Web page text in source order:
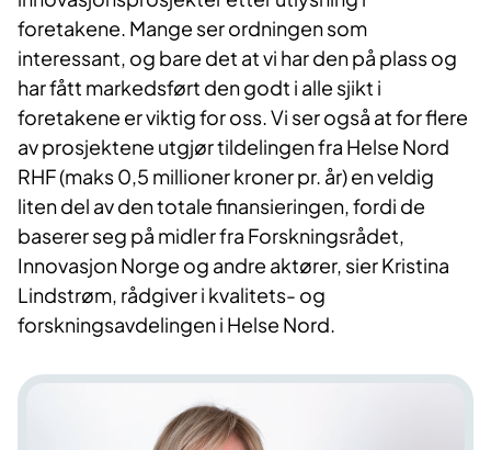
foretakene. Mange ser ordningen som
interessant, og bare det at vi har den på plass og
har fått markedsført den godt i alle sjikt i
foretakene er viktig for oss. Vi ser også at for flere
av prosjektene utgjør tildelingen fra Helse Nord
RHF (maks 0,5 millioner kroner pr. år) en veldig
liten del av den totale finansieringen, fordi de
baserer seg på midler fra Forskningsrådet,
Innovasjon Norge og andre aktører, sier Kristina
Lindstrøm, rådgiver i kvalitets- og
forskningsavdelingen i Helse Nord.